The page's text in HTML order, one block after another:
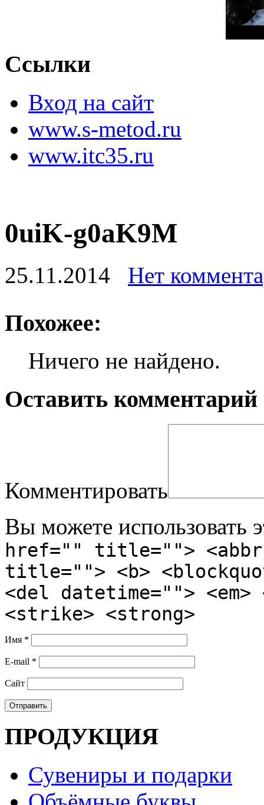
Ссылки
Вход на сайт
www.s-metod.ru
www.itc35.ru
0uiK-g0aK9M
25.11.2014 Нет
Похожее:
Ничего не найдено.
Оставить комментарий
Комментировать
Вы можете использовать
href="" title="">
title=""> <b>
<del datetime="">
<strike> <strong>
Имя *
E-mail *
Сайт
ПРОДУКЦИЯ
Сувениры и подарки